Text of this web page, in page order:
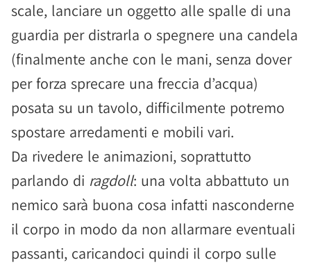
scale, lanciare un oggetto alle spalle di una
guardia per distrarla o spegnere una candela
(finalmente anche con le mani, senza dover
per forza sprecare una freccia d’acqua)
posata su un tavolo, difficilmente potremo
spostare arredamenti e mobili vari.
Da rivedere le animazioni, soprattutto
parlando di ragdoll: una volta abbattuto un
nemico sarà buona cosa infatti nasconderne
il corpo in modo da non allarmare eventuali
passanti, caricandoci quindi il corpo sulle